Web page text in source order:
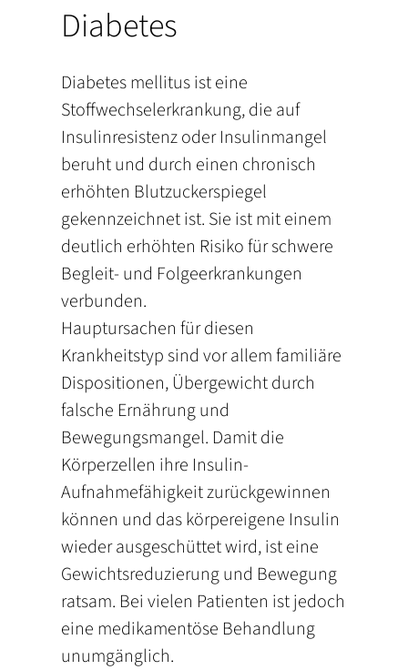
Diabetes
Diabetes mellitus ist eine
Stoffwechselerkrankung, die auf
Insulinresistenz oder Insulinmangel
beruht und durch einen chronisch
erhöhten Blutzuckerspiegel
gekennzeichnet ist. Sie ist mit einem
deutlich erhöhten Risiko für schwere
Begleit- und Folgeerkrankungen
verbunden.
Hauptursachen für diesen
Krankheitstyp sind vor allem familiäre
Dispositionen, Übergewicht durch
falsche Ernährung und
Bewegungsmangel. Damit die
Körperzellen ihre Insulin-
Aufnahmefähigkeit zurückgewinnen
können und das körpereigene Insulin
wieder ausgeschüttet wird, ist eine
Gewichtsreduzierung und Bewegung
ratsam. Bei vielen Patienten ist jedoch
eine medikamentöse Behandlung
unumgänglich.